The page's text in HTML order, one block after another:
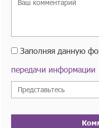
Заполняя данную
передачи информации